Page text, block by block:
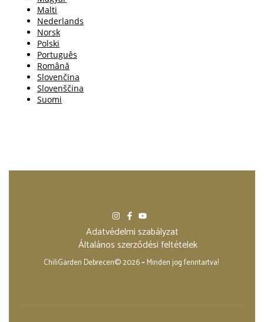
Adatvédelmi szabályzat
Általános szerződési feltételek
ChiliGarden Debrecen© 2026–Minden jog fenntartva!